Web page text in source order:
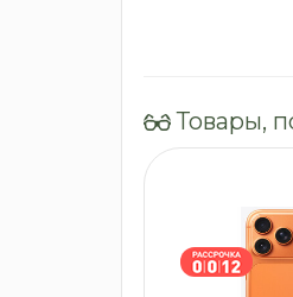
Товары,